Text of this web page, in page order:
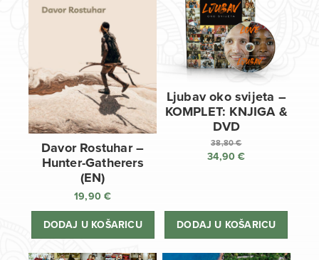
Davor Rostuhar –
Hunter-Gatherers
(EN)
19,90€
DODAJ U KOŠARICU
Ljubav oko svijeta –
KOMPLET: KNJIGA &
DVD
38,80€
Izvorna
38,80 €.
34,90€
34,90 €.
DODAJ U KOŠARICU